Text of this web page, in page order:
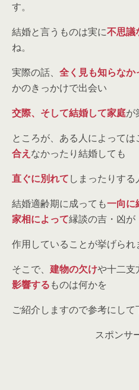
す。
結婚と言うものは実に不思議
ね。
実際の話、 全く見も知らなか
かのきっかけで出会い
交際、そして結婚して家庭が
ところが、ある人によっては
合え なかったり結婚しても
直ぐに別れてしまったりする
結婚適齢期に成っても一向に
家相によって縁談の吉・凶が
作用していることが挙げられ
そこで、 建物の欠けや十二支
影響するものは何かを
ご紹介しますので参考にして
スポンサ